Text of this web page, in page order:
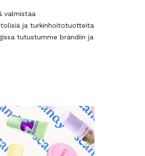
valmistaa
ja turkinhoitotuotteita
tutustumme brändiin ja